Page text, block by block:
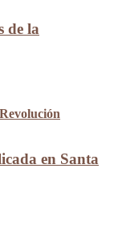
de la
en Santa